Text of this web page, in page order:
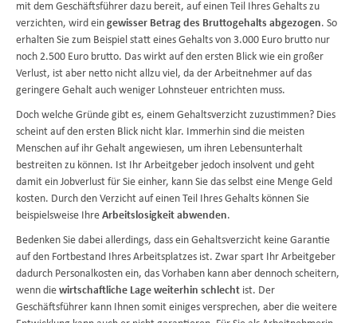
mit dem Geschäftsführer dazu bereit, auf einen Teil Ihres Gehalts zu
verzichten, wird ein gewisser Betrag des Bruttogehalts abgezogen. So
erhalten Sie zum Beispiel statt eines Gehalts von 3.000 Euro brutto nur
noch 2.500 Euro brutto. Das wirkt auf den ersten Blick wie ein großer
Verlust, ist aber netto nicht allzu viel, da der Arbeitnehmer auf das
geringere Gehalt auch weniger Lohnsteuer entrichten muss.
Doch welche Gründe gibt es, einem Gehaltsverzicht zuzustimmen? Dies
scheint auf den ersten Blick nicht klar. Immerhin sind die meisten
Menschen auf ihr Gehalt angewiesen, um ihren Lebensunterhalt
bestreiten zu können. Ist Ihr Arbeitgeber jedoch insolvent und geht
damit ein Jobverlust für Sie einher, kann Sie das selbst eine Menge Geld
kosten. Durch den Verzicht auf einen Teil Ihres Gehalts können Sie
beispielsweise Ihre Arbeitslosigkeit abwenden.
Bedenken Sie dabei allerdings, dass ein Gehaltsverzicht keine Garantie
auf den Fortbestand Ihres Arbeitsplatzes ist. Zwar spart Ihr Arbeitgeber
dadurch Personalkosten ein, das Vorhaben kann aber dennoch scheitern,
wenn die wirtschaftliche Lage weiterhin schlecht ist. Der
Geschäftsführer kann Ihnen somit einiges versprechen, aber die weitere